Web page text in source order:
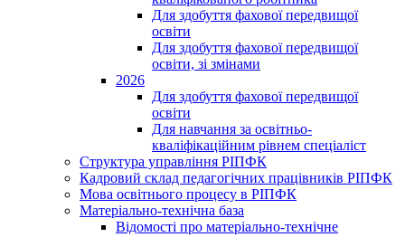
Для здобуття фахової передвищої
освіти
Для здобуття фахової передвищої
освіти, зі змінами
2026
Для здобуття фахової передвищої
освіти
Для навчання за освітньо-
кваліфікаційним рівнем спеціаліст
Структура управління РІПФК
Кадровий склад педагогічних працівників РІПФК
Мова освітнього процесу в РІПФК
Матеріально-технічна база
Відомості про матеріально-технічне